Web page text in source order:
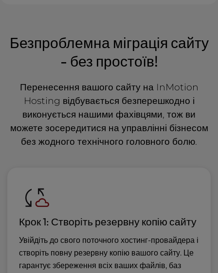
Безпроблемна міграція сайту
- без простоїв!
Перенесення вашого сайту на InMotion
Hosting відбувається безперешкодно і
виконується нашими фахівцями, тож ви
можете зосередитися на управлінні бізнесом
без жодного технічного головного болю.
Крок 1: Створіть резервну копію сайту
Увійдіть до свого поточного хостинг-провайдера і
створіть повну резервну копію вашого сайту. Це
гарантує збереження всіх ваших файлів, баз